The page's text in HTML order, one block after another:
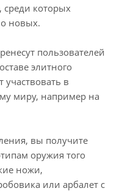
среди которых
новых.
пользователей
элитного
участвовать в
миру, например на
вы получите
оружия того
ножи,
или арбалет с